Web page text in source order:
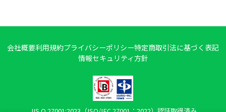
会社概要利用規約プライバシーポリシー特定商取引法に基づく表記
情報セキュリティ方針